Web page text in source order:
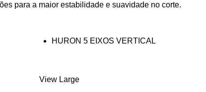
para a maior estabilidade e suavidade no corte.
HURON 5 EIXOS VERTICAL
View Large